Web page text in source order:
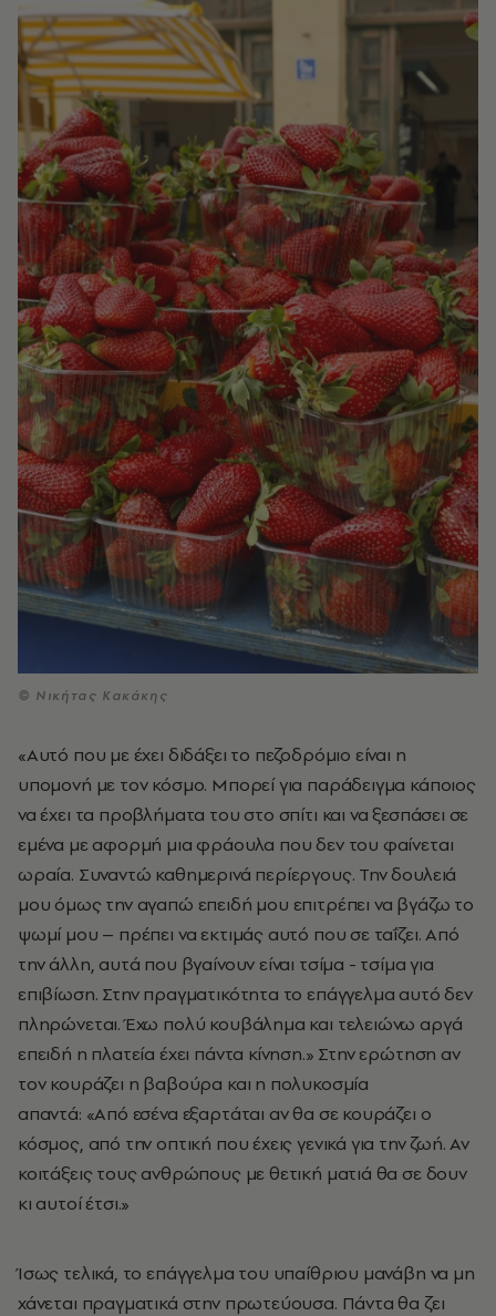
© Νικήτας Κακάκης
«Αυτό που με έχει διδάξει το πεζοδρόμιο είναι η
υπομονή με τον κόσμο. Μπορεί για παράδειγμα κάποιος
να έχει τα προβλήματα του στο σπίτι και να ξεσπάσει σε
εμένα με αφορμή μια φράουλα που δεν του φαίνεται
ωραία. Συναντώ καθημερινά περίεργους. Την δουλειά
μου όμως την αγαπώ επειδή μου επιτρέπει να βγάζω το
ψωμί μου – πρέπει να εκτιμάς αυτό που σε ταΐζει. Από
την άλλη, αυτά που βγαίνουν είναι τσίμα - τσίμα για
επιβίωση. Στην πραγματικότητα το επάγγελμα αυτό δεν
πληρώνεται. Έχω πολύ κουβάλημα και τελειώνω αργά
επειδή η πλατεία έχει πάντα κίνηση.» Στην ερώτηση αν
τον κουράζει η βαβούρα και η πολυκοσμία
απαντά: «Από εσένα εξαρτάται αν θα σε κουράζει ο
κόσμος, από την οπτική που έχεις γενικά για την ζωή. Αν
κοιτάξεις τους ανθρώπους με θετική ματιά θα σε δουν
κι αυτοί έτσι.»
Ίσως τελικά, το επάγγελμα του υπαίθριου μανάβη να μη
χάνεται πραγματικά στην πρωτεύουσα. Πάντα θα ζει